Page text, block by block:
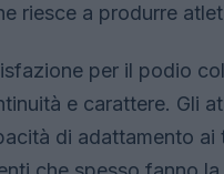
riesce a produrre
per il podio
e carattere. Gli
di adattamento